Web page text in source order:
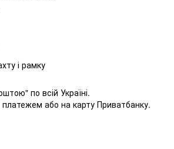
і рамку
по всій Україні.
або на карту Приватбанку.